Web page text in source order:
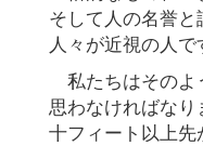
そして人の名誉
人々が近視の人で
私たちはそのよ
思わなければなり
十フィート以上